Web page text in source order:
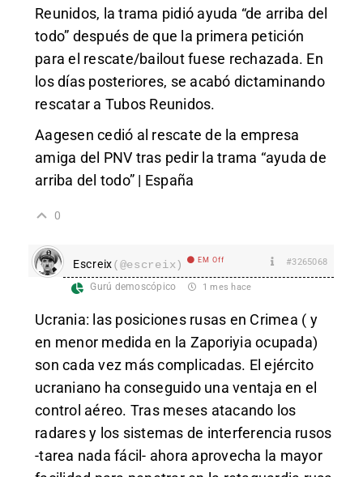
Reunidos, la trama pidió ayuda “de arriba del
todo” después de que la primera petición
para el rescate/bailout fuese rechazada. En
los días posteriores, se acabó dictaminando
rescatar a Tubos Reunidos.
Aagesen cedió al rescate de la empresa
amiga del PNV tras pedir la trama “ayuda de
arriba del todo” | España
0
Escreix(@escreix) EM Off #3265068
Gurú demoscópico 1 mes hace
Ucrania: las posiciones rusas en Crimea ( y
en menor medida en la Zaporiyia ocupada)
son cada vez más complicadas. El ejército
ucraniano ha conseguido una ventaja en el
control aéreo. Tras meses atacando los
radares y los sistemas de interferencia rusos
-tarea nada fácil- ahora aprovecha la mayor